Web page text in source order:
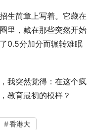
生简章上写着。它藏在
里，藏在那些突然开始
0.5分加分而辗转难眠
我突然觉得：在这个疯
教育最初的模样？
香港大